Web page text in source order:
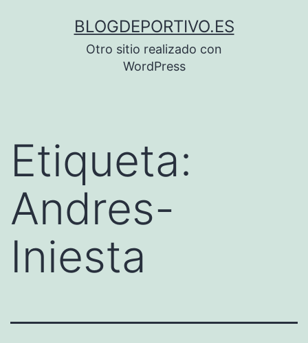
BLOGDEPORTIVO.ES
Otro sitio realizado con
WordPress
Etiqueta:
Andres-
Iniesta